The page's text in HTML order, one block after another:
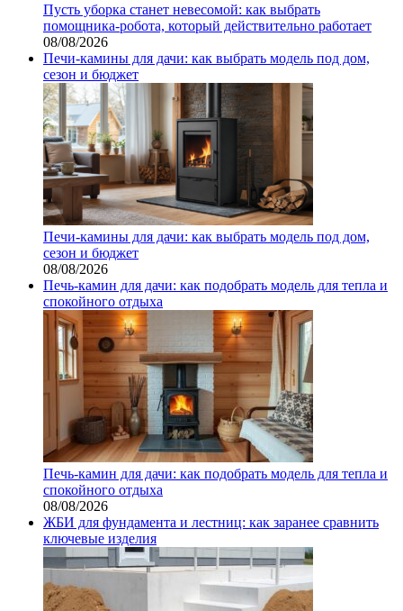
Пусть уборка станет невесомой: как выбрать
помощника‑робота, который действительно работает
08/08/2026
Печи-камины для дачи: как выбрать модель под дом,
сезон и бюджет
Печи-камины для дачи: как выбрать модель под дом,
сезон и бюджет
08/08/2026
Печь-камин для дачи: как подобрать модель для тепла и
спокойного отдыха
Печь-камин для дачи: как подобрать модель для тепла и
спокойного отдыха
08/08/2026
ЖБИ для фундамента и лестниц: как заранее сравнить
ключевые изделия